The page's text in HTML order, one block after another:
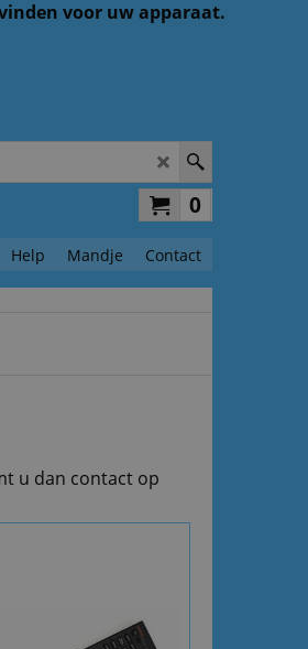
voor uw apparaat.
0
Help Mandje Contact
u dan contact op